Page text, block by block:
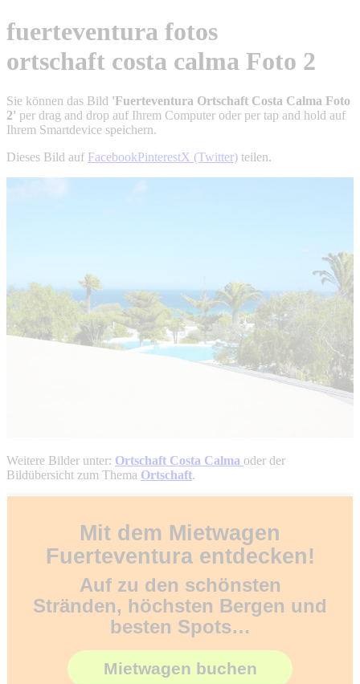
fuerteventura fotos
ortschaft costa calma Foto 2
Sie können das Bild 'Fuerteventura Ortschaft Costa Calma Foto
2' per drag and drop auf Ihrem Computer oder per tap and hold auf
Ihrem Smartdevice speichern.
Dieses Bild auf FacebookPinterestX (Twitter) teilen.
Weitere Bilder unter: Ortschaft Costa Calma oder der
Bildübersicht zum Thema Ortschaft.
Mit dem Mietwagen
Fuerteventura entdecken!
Auf zu den schönsten
Stränden, höchsten Bergen und
besten Spots…
Mietwagen buchen